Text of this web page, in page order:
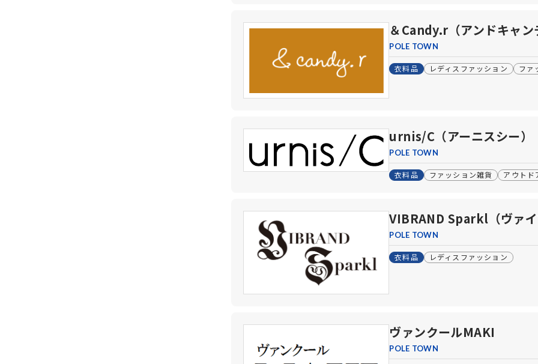
＆Candy.r（アンドキャン
POLE TOWN
衣料品 レディスファッション ファ
urnis/C（アーニスシー）
POLE TOWN
衣料品 ファッション雑貨 アウトド
VIBRAND Sparkl（ヴァイ
POLE TOWN
衣料品 レディスファッション
ヴァンクールMAKI
POLE TOWN